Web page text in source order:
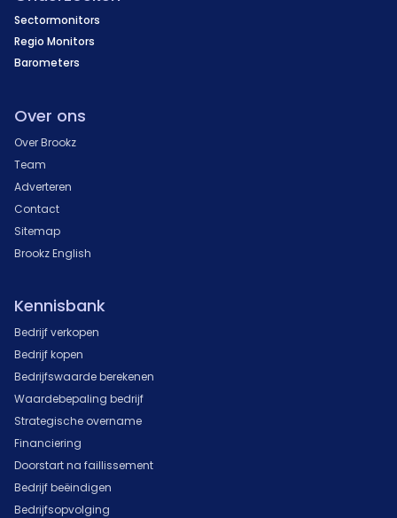
Sectormonitors
Regio Monitors
Barometers
Over ons
Over Brookz
Team
Adverteren
Contact
Sitemap
Brookz English
Kennisbank
Bedrijf verkopen
Bedrijf kopen
Bedrijfswaarde berekenen
Waardebepaling bedrijf
Strategische overname
Financiering
Doorstart na faillissement
Bedrijf beëindigen
Bedrijfsopvolging